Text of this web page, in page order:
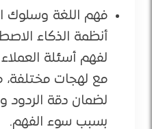
فهم اللغة وسلوك
أنظمة الذكاء
لفهم أسئلة
مع لهجات مختلفة،
لضمان دقة الردود
بسبب سوء الفهم.